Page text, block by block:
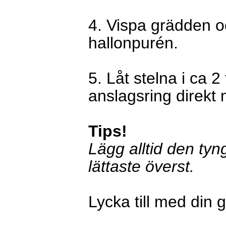
4. Vispa grädden
hallonpurén.
5. Låt stelna i ca
anslagsring direkt
Tips!
Lägg alltid den
lättaste överst.
Lycka till med din